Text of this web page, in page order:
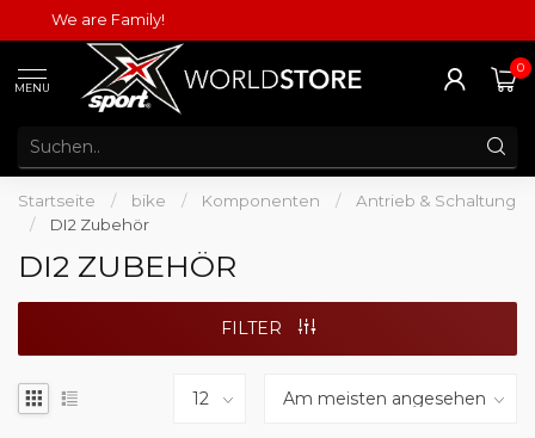
We are Family!
MENU
0
Startseite / bike / Komponenten /
Antrieb & Schaltung
/
DI2 Zubehör
DI2 ZUBEHÖR
FILTER